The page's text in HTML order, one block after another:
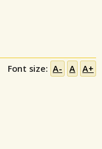
Font size: A- A A+